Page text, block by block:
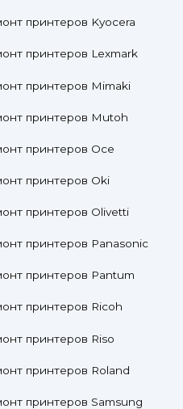
принтеров Kyocera
принтеров Lexmark
принтеров Mimaki
принтеров Mutoh
принтеров Oce
принтеров Oki
принтеров Olivetti
принтеров Panasonic
принтеров Pantum
принтеров Ricoh
принтеров Riso
принтеров Roland
принтеров Samsung